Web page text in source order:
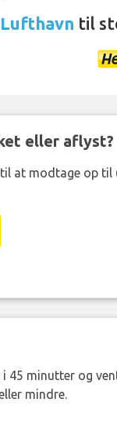
til
eller aflyst?
at modtage op til
45 minutter og
mindre.